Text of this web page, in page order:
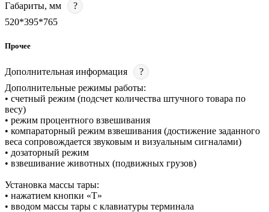
Габариты, мм
?
520*395*765
Прочее
Дополнительная информация
?
Дополнительные режимы работы:
• счетный режим (подсчет количества штучного товара по
весу)
• режим процентного взвешивания
• компараторный режим взвешивания (достижение заданного
веса сопровождается звуковым и визуальным сигналами)
• дозаторный режим
• взвешивание животных (подвижных грузов)
Установка массы тары:
• нажатием кнопки «T»
• вводом массы тары с клавиатуры терминала